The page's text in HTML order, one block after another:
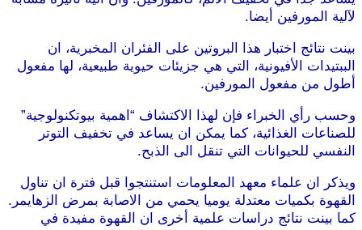
لآلية المورفين أيضا.
بينت نتائج اختبار هذا البروتين على الفئران المخبرية، ان
الببتيدات الأفيونية، التي هي جزيئات حيوية طبيعية، لها مفعول
أطول من مفعول المورفين.
وحسب رأي الخبراء فإن لهذا الاكتشاف “اهمية بيوتكنولوجية”
للصناعات الغذائية، كما يمكن ان يساعد في تخفيف التوتر
النفسي للحيوانات التي تنقل الى الذبح.
ويذكر ان علماء معهد المعلومات استنتجوا قبل فترة ان تناول
القهوة بكميات معتدلة يوميا يحمي من الاصابة بمرض الزهايمر.
كما بينت نتائج دراسات علمية أخرى ان القهوة مفيدة في